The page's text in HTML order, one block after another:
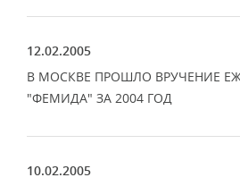
12.02.2005
В МОСКВЕ ПРОШЛО ВРУЧЕНИЕ
"ФЕМИДА" ЗА 2004 ГОД
10.02.2005